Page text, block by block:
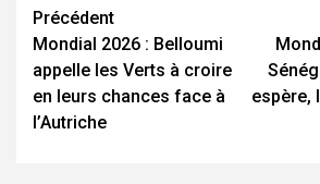
Navigation
d’article
Précédent
Mondial 2026 : Belloumi
appelle les Verts à croire
en leurs chances face à
l’Autriche
espère,